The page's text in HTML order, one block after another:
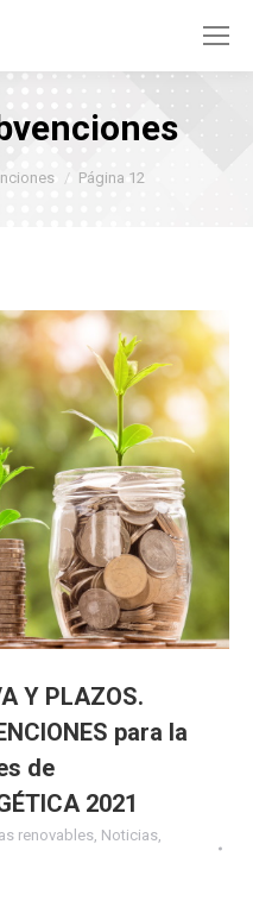
Página 12
Y PLAZOS.
para la
de
2021
renovables, Noticias,